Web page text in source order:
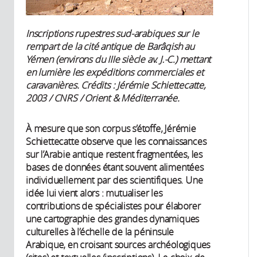
Inscriptions rupestres sud-arabiques sur le
rempart de la cité antique de Barâqish au
Yémen (environs du IIIe siècle av. J.-C.) mettant
en lumière les expéditions commerciales et
caravanières. Crédits : Jérémie Schiettecatte,
2003 / CNRS / Orient & Méditerranée.
À mesure que son corpus s’étoffe, Jérémie
Schiettecatte observe que les connaissances
sur l’Arabie antique restent fragmentées, les
bases de données étant souvent alimentées
individuellement par des scientifiques. Une
idée lui vient alors : mutualiser les
contributions de spécialistes pour élaborer
une cartographie des grandes dynamiques
culturelles à l’échelle de la péninsule
Arabique, en croisant sources archéologiques